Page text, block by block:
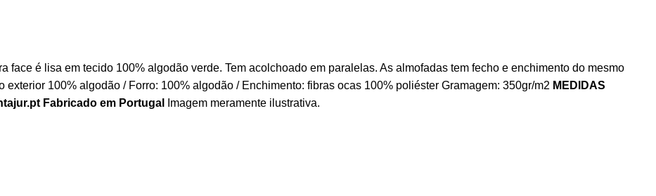
face é lisa em tecido 100% algodão verde. Tem acolchoado em paralelas. As almofadas tem fecho e enchimento do mesmo
exterior 100% algodão / Forro: 100% algodão / Enchimento: fibras ocas 100% poliéster Gramagem: 350gr/m2 MEDIDAS
Fabricado em Portugal Imagem meramente ilustrativa.